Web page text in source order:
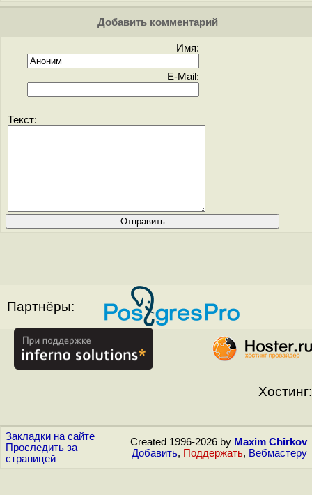
Добавить комментарий
Имя:
E-Mail:
Текст:
Партнёры:
Хостинг:
Закладки на сайте
Проследить за
страницей
Created 1996-2026 by Maxim Chirkov
Добавить, Поддержать, Вебмастеру